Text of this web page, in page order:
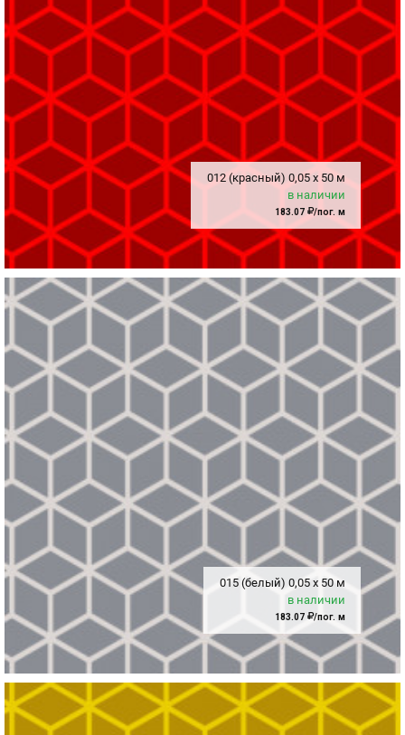
012 (красный) 0,05x 50 м
в наличии
183.07 /пог. м
015 (белый) 0,05x 50 м
в наличии
183.07 /пог. м